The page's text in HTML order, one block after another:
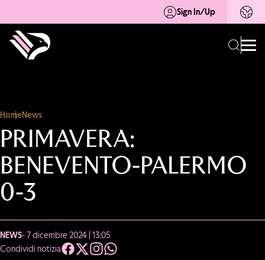
Sign In/Up
HomeNews
PRIMAVERA:
BENEVENTO-PALERMO
0-3
NEWS- 7 dicembre 2024 | 13:05
Condividi notizia